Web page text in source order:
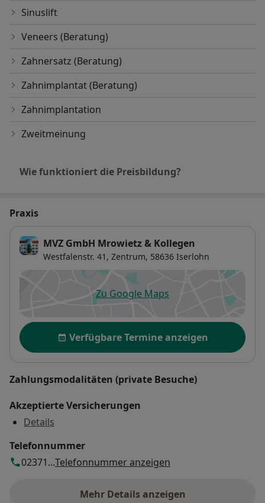
Sinuslift
Veneers (Beratung)
Zahnersatz (Beratung)
Zahnimplantat (Beratung)
Zahnimplantation
Zweitmeinung
Wie funktioniert die Preisbildung?
Praxis
MVZ GmbH Mrowietz & Kollegen
Westfalenstr. 41, Zentrum, 58636 Iserlohn
Zu Google Mapsöffnet in einer neuen
Verfügbarkeit
Verfügbare Termine anzeigen
Zahlungsmodalitäten (private Besuche)
Akzeptierte Versicherungen
Details
Telefonnummer
02371...Telefonnummer anzeigen
Mehr Details anzeigen